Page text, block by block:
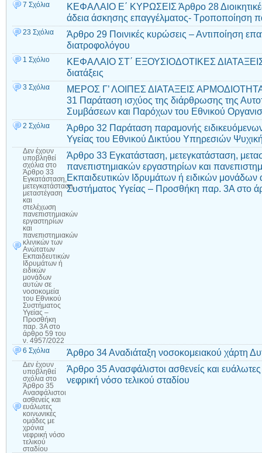
7 Σχόλια
ΚΕΦΑΛΑΙΟ Ε΄ ΚΥΡΩΣΕΙΣ Άρθρο 28
άδεια άσκησης επαγγέλματος- Τροποποίηση
23 Σχόλια
Άρθρο 29 Ποινικές κυρώσεις – Αντιποίηση
διατροφολόγου
1 Σχόλιο
ΚΕΦΑΛΑΙΟ ΣΤ΄ ΕΞΟΥΣΙΟΔΟΤΙΚΕΣ ΔΙΑΤΑΞΕΙΣ
διατάξεις
3 Σχόλια
ΜΕΡΟΣ Γ’ ΛΟΙΠΕΣ ΔΙΑΤΑΞΕΙΣ
31 Παράταση ισχύος της διάρθρωσης της
Συμβάσεων και Παρόχων του Εθνικού
2 Σχόλια
Άρθρο 32 Παράταση παραμονής
Υγείας του Εθνικού Δικτύου Υπηρεσιών
Δεν έχουν
υποβληθεί
σχόλια στο
Άρθρο 33
Εγκατάσταση,
μετεγκατάσταση,
μεταστέγαση
και
στελέχωση
πανεπιστημιακών
εργαστηρίων
και
πανεπιστημιακών
κλινικών των
Ανώτατων
Εκπαιδευτικών
Ιδρυμάτων ή
ειδικών
μονάδων
αυτών σε
νοσοκομεία
του Εθνικού
Συστήματος
Υγείας –
Προσθήκη
παρ. 3Α στο
άρθρο 59 του
ν. 4957/2022
Άρθρο 33 Εγκατάσταση, μετεγκατάσταση,
πανεπιστημιακών εργαστηρίων και
Εκπαιδευτικών Ιδρυμάτων ή ειδικών
Συστήματος Υγείας – Προσθήκη παρ. 3Α στο
6 Σχόλια Άρθρο 34 Αναδιάταξη νοσοκομειακού χάρτη
Δεν έχουν
υποβληθεί
σχόλια στο
Άρθρο 35
Ανασφάλιστοι
ασθενείς και
ευάλωτες
κοινωνικές
ομάδες με
χρόνια
νεφρική νόσο
τελικού
σταδίου
Άρθρο 35 Ανασφάλιστοι ασθενείς και
νεφρική νόσο τελικού σταδίου